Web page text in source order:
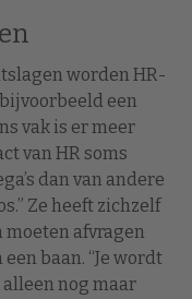
worden HR-
een
vak is er meer
van HR soms
dan van andere
Ze heeft zichzelf
afvragen
baan. “Je wordt
nog maar